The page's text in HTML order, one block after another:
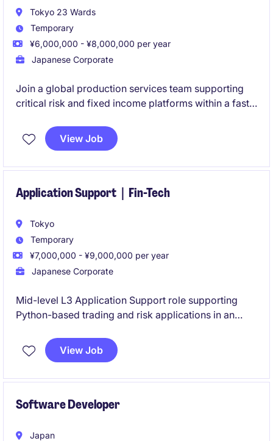
Tokyo 23 Wards
Temporary
¥6,000,000 - ¥8,000,000 per year
Japanese Corporate
Join a global production services team supporting
critical risk and fixed income platforms within a fast-
ensure system stability, lead incident resolution, and
enhance operational efficiency across front-office
View Job
Application Support｜Fin-Tech
Tokyo
Temporary
¥7,000,000 - ¥9,000,000 per year
Japanese Corporate
Mid-level L3 Application Support role supporting
Python-based trading and risk applications in an
of experience, strong communication skills, and the
ability to work closely with traders to resolve
View Job
Software Developer
Japan